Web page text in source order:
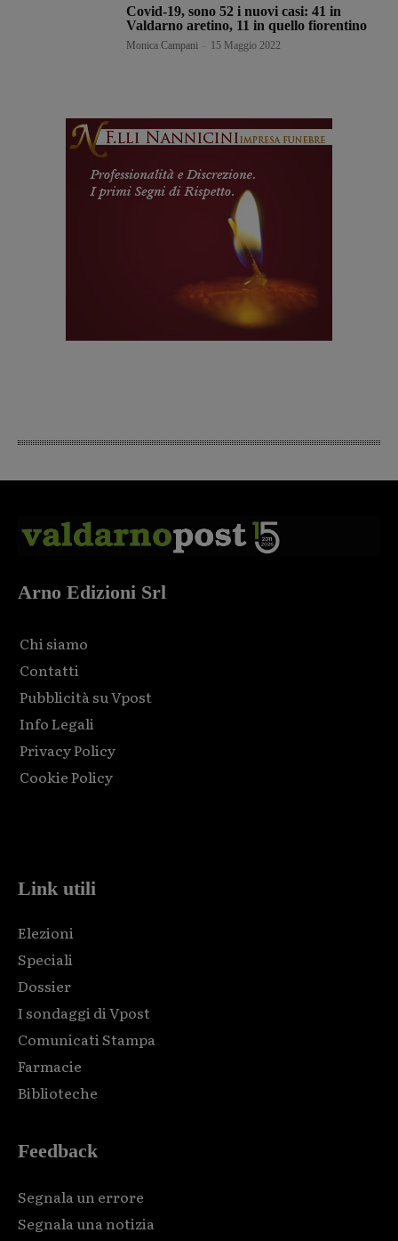
Covid-19, sono 52 i nuovi casi: 41 in
Valdarno aretino, 11 in quello fiorentino
Monica Campani 15 Maggio 2022
Arno Edizioni Srl
Chi siamo
Contatti
Pubblicità su Vpost
Info Legali
Privacy Policy
Cookie Policy
Link utili
Elezioni
Speciali
Dossier
I sondaggi di Vpost
Comunicati Stampa
Farmacie
Biblioteche
Feedback
Segnala un errore
Segnala una notizia